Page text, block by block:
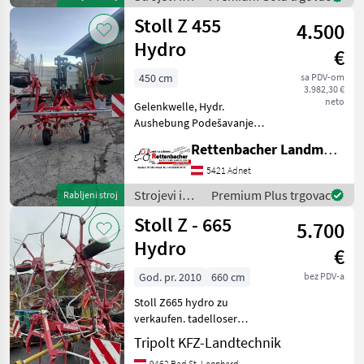
u Bur
oprema za
travu i
baliranje /
Stoll
Rabljeni stroj
Stoll Z 455
Hydro
4.500
€
sa PDV-om
3.982,30 €
neto
450 cm
Gelenkwelle, Hydr.
Aushebung Podešavanje
podešavanje visine, Nošeni
sakupljač sjena,
Ograničavajući uredjaj
rasijavanja, Podešavanje
kuta rasejanja,
Rettenbacher Landmaschinen
5421 Adnet
Strojevi i
oprema za
travu i
baliranje /
Stoll
Premium Plus trgovac
Stoll Z - 665
Hydro
5.700
€
bez PDV-a
God. pr. 2010
660 cm
Stoll Z665 hydro zu
verkaufen. tadelloser
Zustand. Anhängen und
fahren. Podešavanje visine:
Tripolt KFZ-Landtechnik